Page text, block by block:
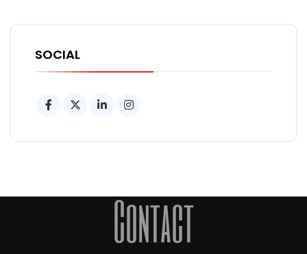
SOCIAL
Contact